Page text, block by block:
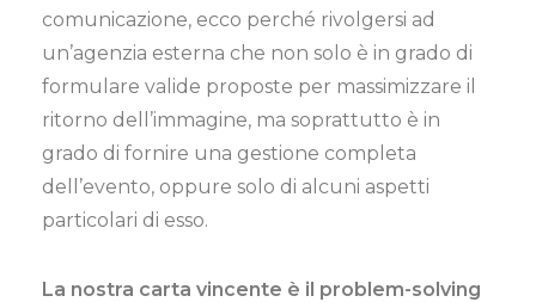
comunicazione, ecco perché rivolgersi ad
un’agenzia esterna che non solo è in grado di
formulare valide proposte per massimizzare il
ritorno dell’immagine, ma soprattutto è in
grado di fornire una gestione completa
dell’evento, oppure solo di alcuni aspetti
particolari di esso.
La nostra carta vincente è il problem-solving